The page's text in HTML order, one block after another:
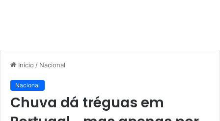
Início / Nacional
Nacional
Chuva dá tréguas em